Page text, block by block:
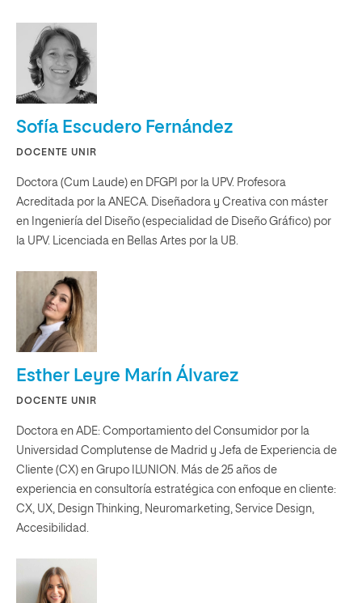
Sofía Escudero Fernández
DOCENTE UNIR
Doctora (Cum Laude) en DFGPI por la UPV. Profesora
Acreditada por la ANECA. Diseñadora y Creativa con máster
en Ingeniería del Diseño (especialidad de Diseño Gráfico) por
la UPV. Licenciada en Bellas Artes por la UB.
Esther Leyre Marín Álvarez
DOCENTE UNIR
Doctora en ADE: Comportamiento del Consumidor por la
Universidad Complutense de Madrid y Jefa de Experiencia de
Cliente (CX) en Grupo ILUNION. Más de 25 años de
experiencia en consultoría estratégica con enfoque en cliente:
CX, UX, Design Thinking, Neuromarketing, Service Design,
Accesibilidad.